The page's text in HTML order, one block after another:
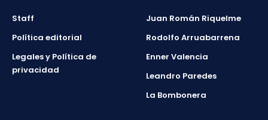
Staff
Política editorial
Legales y Política de
privacidad
Juan Román Riquelme
Rodolfo Arruabarrena
Enner Valencia
Leandro Paredes
La Bombonera